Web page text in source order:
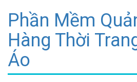
Phần Mềm
Hàng Thời
Áo